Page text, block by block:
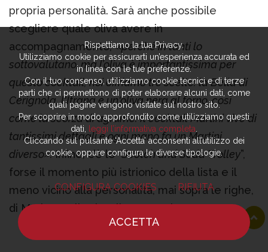
propria personalità. Sarà anche possibile
scegliere quale oliva avere in
accompagnamento, «perché in tanti lo
sottovalutano, ma l’oliva è importantissima per
questo cocktail, noi offriamo tre scelte: la Bella di
Cerignola, l'Itrana e un'oliva nera al forno, così
come la scorza di agrume. Il cocktail Martini vive di
tantissimi dettagli e ogni mano fa un Martini
diverso».Infine, c’è lo“Scotch and Soda Trolley”,
forse il momento più istrionico della lista e il
meno vicino alla personalità, mai sopra le righe,
di Mario Farulla. Il trolley naturalmente
rappresenta i viaggi che questo bar manager di
38 anni ha fatto in passato e consente ai clienti
Rispettiamo la tua Privacy.
Utilizziamo cookie per assicurarti un’esperienza accurata ed
in linea con le tue preferenze.
Con il tuo consenso, utilizziamo cookie tecnici e di terze
parti che ci permettono di poter elaborare alcuni dati, come
quali pagine vengono visitate sul nostro sito.
Per scoprire in modo approfondito come utilizziamo questi
dati,
leggi l’informativa completa
Cliccando sul pulsante ‘Accetta’ acconsenti all’utilizzo dei
cookie, oppure configura le diverse tipologie.
CONFIGURA COOKIES RIFIUTA
ACCETTA